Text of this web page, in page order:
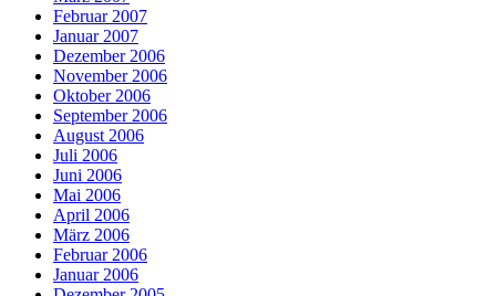
Februar 2007
Januar 2007
Dezember 2006
November 2006
Oktober 2006
September 2006
August 2006
Juli 2006
Juni 2006
Mai 2006
April 2006
März 2006
Februar 2006
Januar 2006